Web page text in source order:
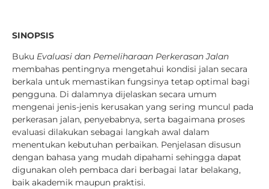
SINOPSIS
Buku Evaluasi dan Pemeliharaan Perkerasan Jalan
membahas pentingnya mengetahui kondisi jalan secara
berkala untuk memastikan fungsinya tetap optimal bagi
pengguna. Di dalamnya dijelaskan secara umum
mengenai jenis-jenis kerusakan yang sering muncul pada
perkerasan jalan, penyebabnya, serta bagaimana proses
evaluasi dilakukan sebagai langkah awal dalam
menentukan kebutuhan perbaikan. Penjelasan disusun
dengan bahasa yang mudah dipahami sehingga dapat
digunakan oleh pembaca dari berbagai latar belakang,
baik akademik maupun praktisi.